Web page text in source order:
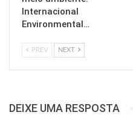
Internacional
Environmental…
PREV NEXT
DEIXE UMA RESPOSTA